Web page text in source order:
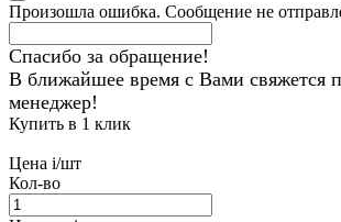
Произошла ошибка. Сообщение не
Спасибо за обращение!
В ближайшее время с Вами свяжется
менеджер!
Купить в 1 клик
Цена i/шт
Кол-во